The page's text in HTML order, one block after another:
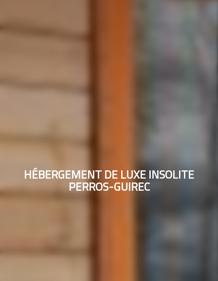
HÉBERGEMENT DE LUXE INSOLITE
PERROS-GUIREC